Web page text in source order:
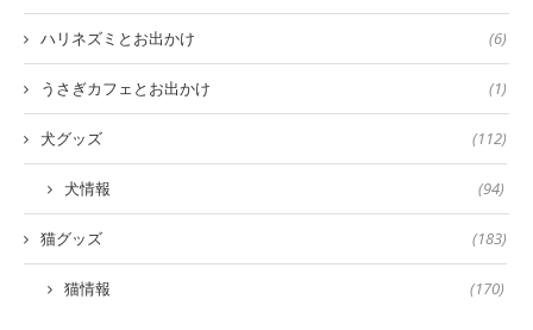
ハリネズミとお出かけ (6)
うさぎカフェとお出かけ (1)
犬グッズ (112)
犬情報 (94)
猫グッズ (183)
猫情報 (170)